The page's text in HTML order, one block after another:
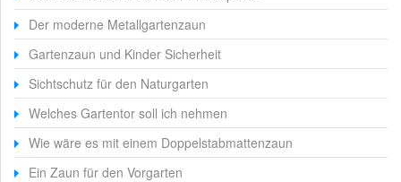
Der moderne Metallgartenzaun
Gartenzaun und Kinder Sicherheit
Sichtschutz für den Naturgarten
Welches Gartentor soll ich nehmen
Wie wäre es mit einem Doppelstabmattenzaun
Ein Zaun für den Vorgarten